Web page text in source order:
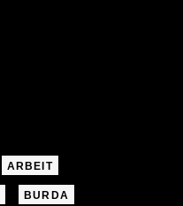
ARBEIT
BURDA